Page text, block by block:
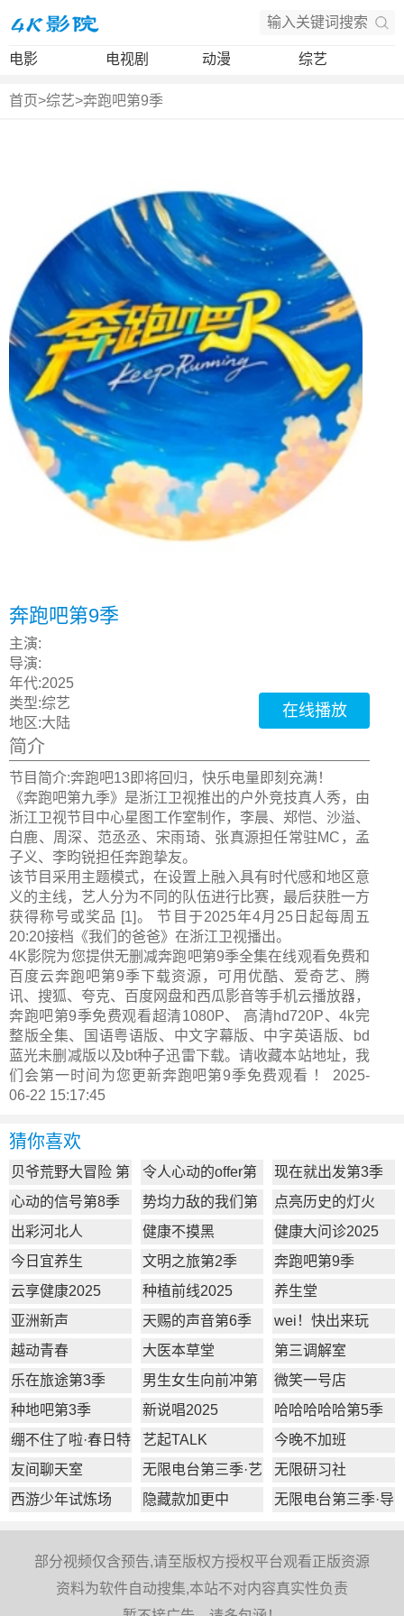
电影 电视剧 动漫 综艺
首页>综艺>奔跑吧第9季
奔跑吧第9季
主演:
导演:
年代:2025
类型:综艺
地区:大陆
在线播放
简介
节目简介:奔跑吧13即将回归，快乐电量即刻充满！
《奔跑吧第九季》是浙江卫视推出的户外竞技真人秀，由
浙江卫视节目中心星图工作室制作，李晨、郑恺、沙溢、
白鹿、周深、范丞丞、宋雨琦、张真源担任常驻MC，孟
子义、李昀锐担任奔跑挚友。
该节目采用主题模式，在设置上融入具有时代感和地区意
义的主线，艺人分为不同的队伍进行比赛，最后获胜一方
获得称号或奖品 [1]。 节目于2025年4月25日起每周五
20:20接档《我们的爸爸》在浙江卫视播出。
4K影院为您提供无删减奔跑吧第9季全集在线观看免费和
百度云奔跑吧第9季下载资源，可用优酷、爱奇艺、腾
讯、搜狐、夸克、百度网盘和西瓜影音等手机云播放器，
奔跑吧第9季免费观看超清1080P、 高清hd720P、4k完
整版全集、国语粤语版、中文字幕版、中字英语版、bd
蓝光未删减版以及bt种子迅雷下载。请收藏本站地址，我
们会第一时间为您更新奔跑吧第9季免费观看 ！ 2025-
06-22 15:17:45
猜你喜欢
贝爷荒野大冒险 第
一季
令人心动的offer第
7季
现在就出发第3季
心动的信号第8季
势均力敌的我们第
2季
点亮历史的灯火
出彩河北人
健康不摸黑
健康大问诊2025
今日宜养生
文明之旅第2季
奔跑吧第9季
云享健康2025
种植前线2025
养生堂
亚洲新声
天赐的声音第6季
wei！快出来玩
越动青春
大医本草堂
第三调解室
乐在旅途第3季
男生女生向前冲第
17季
微笑一号店
种地吧第3季
新说唱2025
哈哈哈哈哈第5季
绷不住了啦·春日特
辑
艺起TALK
今晚不加班
友间聊天室
无限电台第三季·艺
员篇
无限研习社
西游少年试炼场
隐藏款加更中
无限电台第三季·导
部分视频仅含预告,请至版权方授权平台观看正版资源
资料为软件自动搜集,本站不对内容真实性负责